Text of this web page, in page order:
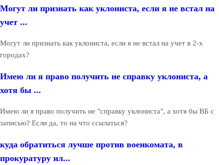
Могут ли признать как уклониста, если я не встал на
учет ...
Могут ли признать как уклониста, если я не встал на учет в 2-х
городах?
Имею ли я право получить не справку уклониста, а
хотя бы ...
Имею ли я право получить не "справку уклониста", а хотя бы ВБ с
записью? Если да, то на что ссылаться?
куда обратиться лучше против военкомата, в
прокуратуру ил...